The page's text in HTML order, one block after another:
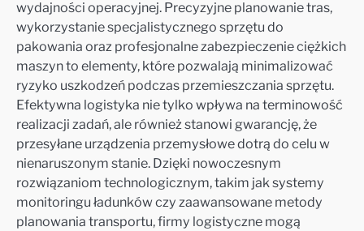
wydajności operacyjnej. Precyzyjne planowanie tras,
wykorzystanie specjalistycznego sprzętu do
pakowania oraz profesjonalne zabezpieczenie ciężkich
maszyn to elementy, które pozwalają minimalizować
ryzyko uszkodzeń podczas przemieszczania sprzętu.
Efektywna logistyka nie tylko wpływa na terminowość
realizacji zadań, ale również stanowi gwarancję, że
przesyłane urządzenia przemysłowe dotrą do celu w
nienaruszonym stanie. Dzięki nowoczesnym
rozwiązaniom technologicznym, takim jak systemy
monitoringu ładunków czy zaawansowane metody
planowania transportu, firmy logistyczne mogą